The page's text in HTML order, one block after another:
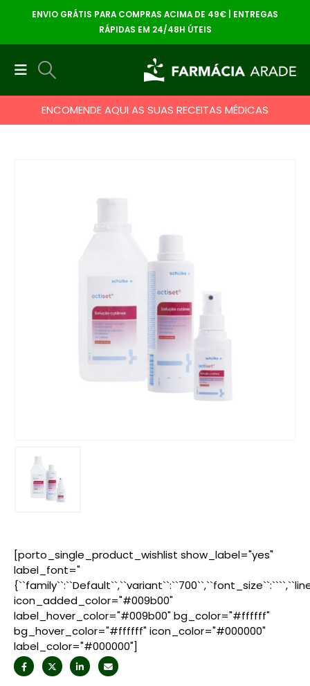
ENVIO GRÁTIS PARA COMPRAS ACIMA DE 49€ | ENTREGAS
RÁPIDAS EM 24/48H ÚTEIS
ENCOMENDE AQUI AS SUAS RECEITAS MÉDICAS
[porto_single_product_wishlist show_label="yes"
label_font="
icon_added_color="#009b00"
label_hover_color="#009b00" bg_color="#ffffff"
bg_hover_color="#ffffff" icon_color="#000000"
label_color="#000000"]